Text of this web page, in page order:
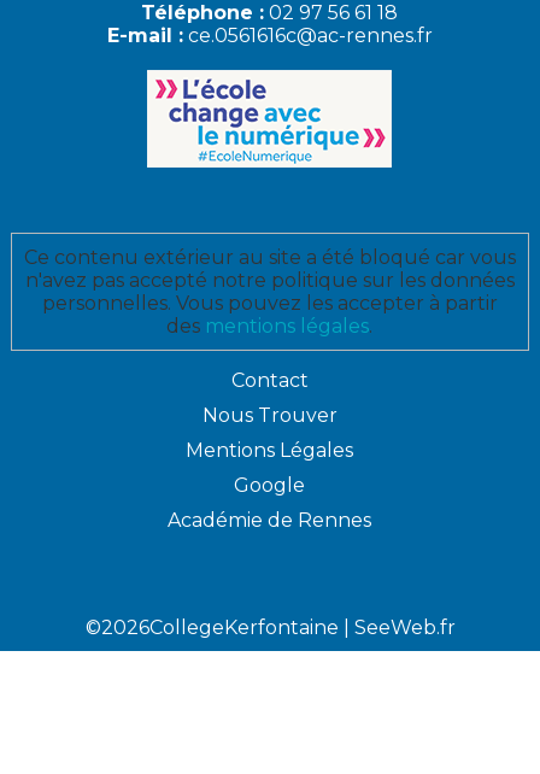
Téléphone : 02 97 56 61 18
E-mail : ce.0561616c@ac-rennes.fr
Ce contenu extérieur au site a été bloqué car vous
n'avez pas accepté notre politique sur les données
personnelles. Vous pouvez les accepter à partir
des mentions légales.
Contact
Nous Trouver
Mentions Légales
Google
Académie de Rennes
©2026CollegeKerfontaine | SeeWeb.fr